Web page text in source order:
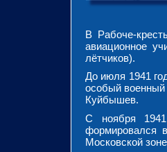
В Рабоче-
авиационное
лётчиков).
До июля 1941
особый военный
Куйбышев.
С ноября 1941
формировался
Московской